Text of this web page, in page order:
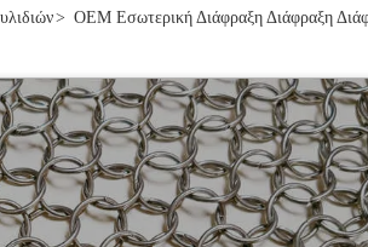
> OEM Εσωτερική Διάφραξη Διάφραξη